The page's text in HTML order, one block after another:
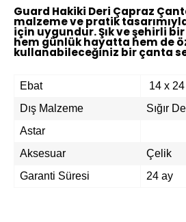
Guard Hakiki Deri Çapraz
malzeme ve pratik
için uygundur. Şık ve şehirli
hem günlük hayatta hem de
kullanabileceğiniz bir çanta
Ebat
14 x
Dış Malzeme
Sığır
Astar
Aksesuar
Çelik
Garanti Süresi
24 ay